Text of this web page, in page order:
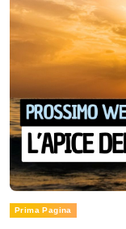
Prima Pagina